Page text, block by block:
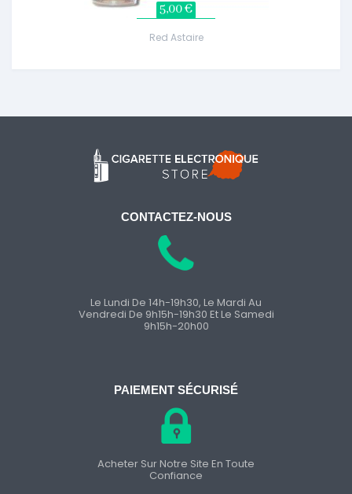
5,00 €
Red Astaire
CONTACTEZ-NOUS
Le Lundi De 14h-19h30, Le Mardi Au
Vendredi De 9h15h-19h30 Et Le Samedi
9h15h-20h00
PAIEMENT SÉCURISÉ
Acheter Sur Notre Site En Toute
Confiance